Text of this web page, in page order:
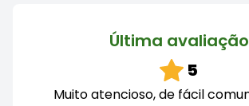
Última avaliação
5
Muito atencioso, de fácil